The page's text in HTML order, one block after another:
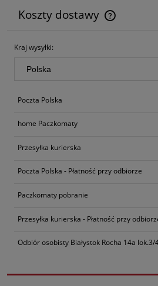
Koszty dostawy
Cena nie zawiera ewentualnych kosztów
Kraj wysyłki:
Poczta Polska
home Paczkomaty
Przesyłka kurierska
Poczta Polska - Płatność przy odbiorze
Paczkomaty pobranie
Przesyłka kurierska - Płatność przy
Odbiór osobisty Białystok Rocha 14a lok.3/